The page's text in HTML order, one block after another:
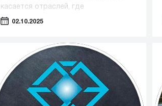
касается отраслей, где
оборудование играет ключевую роль
промышленность.
02.10.2025